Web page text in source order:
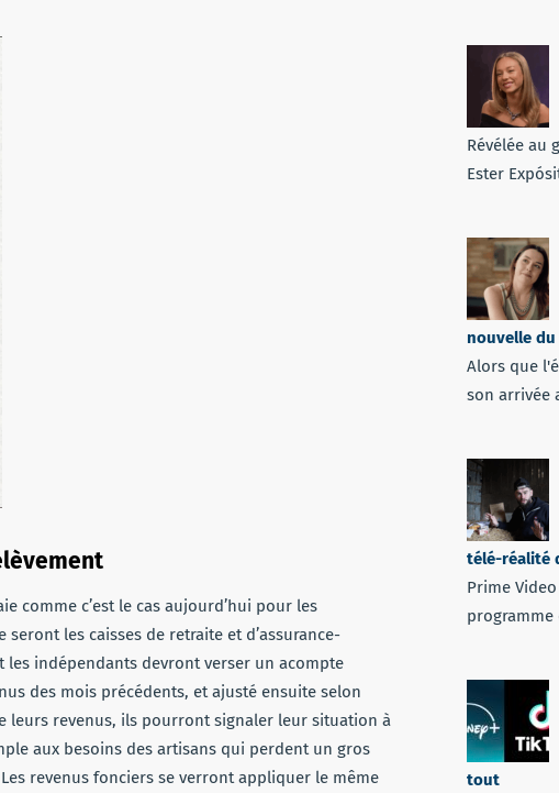
comme c’est le cas aujourd’hui pour les
les caisses de retraite et d’assurance-
les indépendants devront verser un acompte
des mois précédents, et ajusté ensuite selon
leurs revenus, ils pourront signaler leur situation à
aux besoins des artisans qui perdent un gros
revenus fonciers se verront appliquer le même
Révélée au
Ester
nouvelle du
Alors que
son arrivée
télé-réalité
Prime
tout